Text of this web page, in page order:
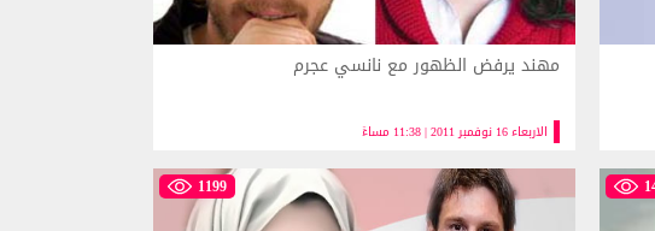
الاربعاء 16 نوفمبر 2011 | 11:38 مساءً
مهند يرفض الظهور مع نانسي عجرم
1199